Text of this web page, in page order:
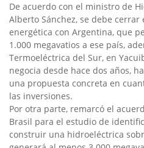
De acuerdo con el ministro de
Alberto Sánchez, se debe
energética con Argentina, que
1.000 megavatios a ese país,
Termoeléctrica del Sur, en
negocia desde hace dos años,
una propuesta concreta en
las inversiones.
Por otra parte, remarcó el
Brasil para el estudio de
construir una hidroeléctrica